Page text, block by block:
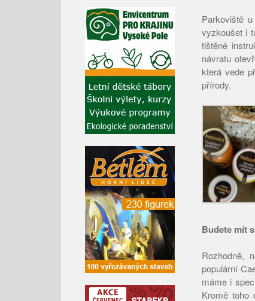
Parkoviště
vyzkoušet i
tištěné
návratu
která vede
přírody.
Budete mít
Rozhodně,
populární
máme i
Kromě toho